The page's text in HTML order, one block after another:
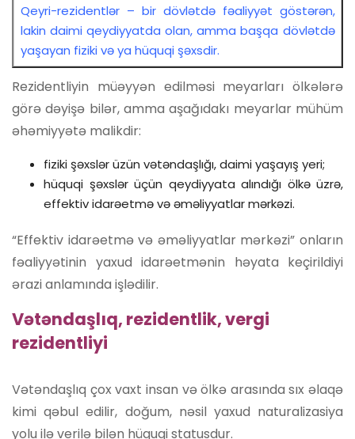
Qeyri-rezidentlər – bir dövlətdə fəaliyyət göstərən,
lakin daimi qeydiyyatda olan, amma başqa dövlətdə
yaşayan fiziki və ya hüquqi şəxsdir.
Rezidentliyin müəyyən edilməsi meyarları ölkələrə
görə dəyişə bilər, amma aşağıdakı meyarlar mühüm
əhəmiyyətə malikdir:
fiziki şəxslər üzün vətəndaşlığı, daimi yaşayış yeri;
hüquqi şəxslər üçün qeydiyyata alındığı ölkə üzrə,
effektiv idarəetmə və əməliyyatlar mərkəzi.
“Effektiv idarəetmə və əməliyyatlar mərkəzi” onların
fəaliyyətinin yaxud idarəetmənin həyata keçirildiyi
ərazi anlamında işlədilir.
Vətəndaşlıq, rezidentlik, vergi
rezidentliyi
Vətəndaşlıq çox vaxt insan və ölkə arasında sıx əlaqə
kimi qəbul edilir, doğum, nəsil yaxud naturalizasiya
yolu ilə verilə bilən hüquqi statusdur.